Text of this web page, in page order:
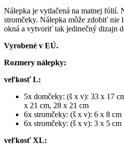
Nálepka je vytlačená na matnej fólií.
stromčeky. Nálepka môže zdobiť nie
okná a vytvoriť tak jedinečný dizajn
Vyrobené v EÚ.
Rozmery nálepky:
veľkosť L:
5x domčeky: (š x v): 33 x 17
x 21 cm, 28 x 21 cm
6x stromčeky: (š x v): 6 x 8 cm
6x stromčeky: (š x v): 3 x 5 cm
veľkosť XL: